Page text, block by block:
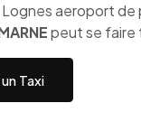
aeroport de
peut se faire
Taxi